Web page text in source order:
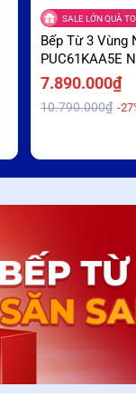
SALE LỚN QUÀ TO
Bếp Từ 3 Vùng
PUC61KAA5E
Booster Ưu Đãi
7.890.000₫
10.790.000₫ -